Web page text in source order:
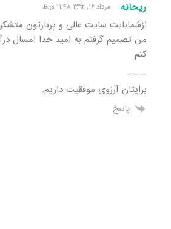
ریحانه مرداد ۱۶, ۱۳۹۲ ۱۱:۴۸ ق٫ظ
ازشمابابت سایت عالی و پربارتون
من تصمیم گرفتم به امید خدا امسال
کنم
——–
برایتان آرزوی موفقیت داریم.
پاسخ